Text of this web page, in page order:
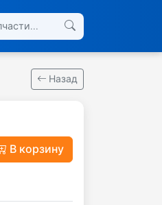
Назад
В корзину